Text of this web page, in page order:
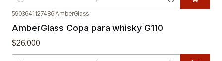
Cantidad
5903641127486 AmberGlass
AmberGlass Copa para whisky G110
$26.000